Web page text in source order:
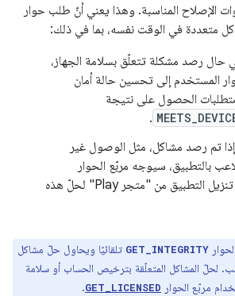
الإصلاح المناسبة. وهذا يعني أنّ طلب حوار
متعددة في الوقت نفسه، بما في ذلك:
حال رصد مشكلة تتعلّق بسلامة الجهاز،
المستخدم إلى تحسين حالة أمان
متطلبات الحصول على نتيجة
.
تم رصد مشاكل، مثل الوصول غير
بالتطبيق، سيوجه مربّع الحوار
المستخدمين إلى تنزيل التطبيق من "متجر Play" لحلّ هذه
GET_INTEGRITY تلقائيًا ويحاول حلّ مشاكل
لحلّ المشاكل المتعلّقة بترخيص الحساب أو سلامة
مربّع الحوار GET_LICENSED
.